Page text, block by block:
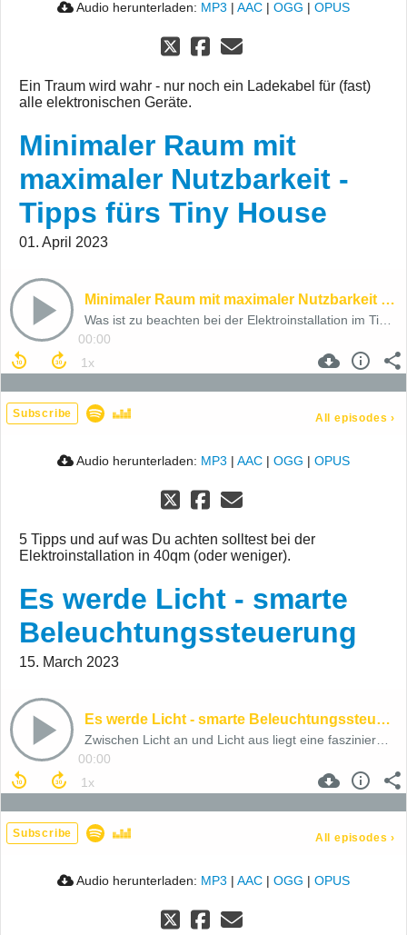
Audio herunterladen: MP3 | AAC | OGG | OPUS
Ein Traum wird wahr - nur noch ein Ladekabel für (fast)
alle elektronischen Geräte.
Minimaler Raum mit
maximaler Nutzbarkeit -
Tipps fürs Tiny House
01. April 2023
Minimaler Raum mit maximaler Nutzbarkeit - Tipps fürs Tiny House
Was ist zu beachten bei der Elektroinstallation im Tiny House?
00:00
Subscribe All episodes ›
Audio herunterladen: MP3 | AAC | OGG | OPUS
5 Tipps und auf was Du achten solltest bei der
Elektroinstallation in 40qm (oder weniger).
Es werde Licht - smarte
Beleuchtungssteuerung
15. March 2023
Es werde Licht - smarte Beleuchtungssteuerung
Zwischen Licht an und Licht aus liegt eine faszinierende Welt
00:00
Subscribe All episodes ›
Audio herunterladen: MP3 | AAC | OGG | OPUS